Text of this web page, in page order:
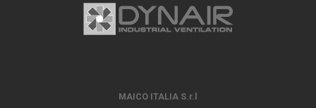
MAICO ITALIA S.r.l